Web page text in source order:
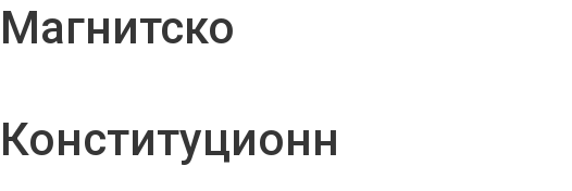
Магнитско
Конституционн